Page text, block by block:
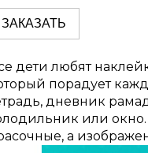
ЗАКАЗАТЬ
дети любят
порадует
дневник
или
а